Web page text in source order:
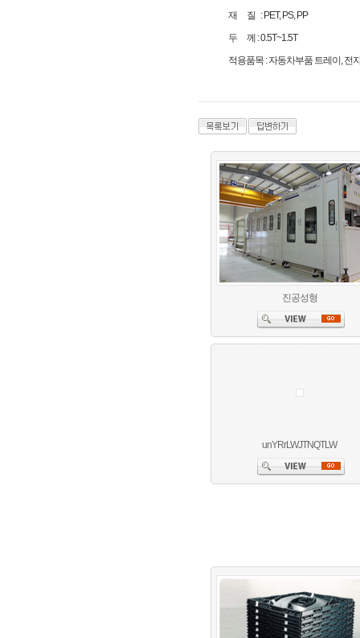
재 질 : PET, PS, PP
두 께 : 0.5T~1.5T
적용품목 : 자동차부품 트레이, 전
진공성형
unYRrLWJTNQTLW